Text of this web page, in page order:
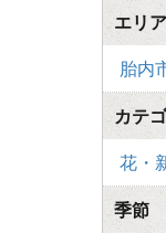
エリア
胎内
カテ
花・
季節